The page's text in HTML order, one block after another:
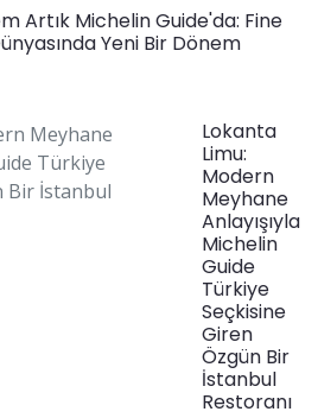
Artık Michelin Guide'da: Fine
Yeni Bir Dönem
Lokanta
Limu:
Modern
Meyhane
Anlayışıyla
Michelin
Guide
Türkiye
Seçkisine
Giren
Özgün Bir
İstanbul
Restoranı